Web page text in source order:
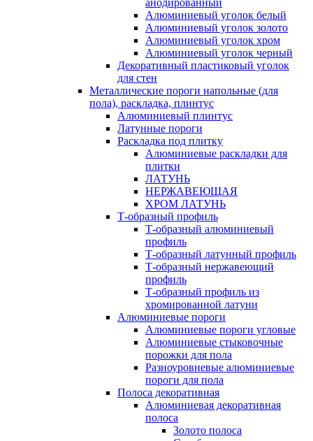
анодированный
Алюминиевый уголок белый
Алюминиевый уголок золото
Алюминиевый уголок хром
Алюминиевый уголок черный
Декоративный пластиковый уголок
для стен
Металлические пороги напольные (для
пола), раскладка, плинтус
Алюминиевый плинтус
Латунные пороги
Раскладка под плитку
Алюминиевые раскладки для
плитки
ЛАТУНЬ
НЕРЖАВЕЮЩАЯ
ХРОМ ЛАТУНЬ
Т-образный профиль
Т-образный алюминиевый
профиль
Т-образный латунный профиль
Т-образный нержавеющий
профиль
Т-образный профиль из
хромированной латуни
Алюминиевые пороги
Алюминиевые пороги угловые
Алюминиевые стыковочные
порожки для пола
Разноуровневые алюминиевые
пороги для пола
Полоса декоративная
Алюминиевая декоративная
полоса
Золото полоса